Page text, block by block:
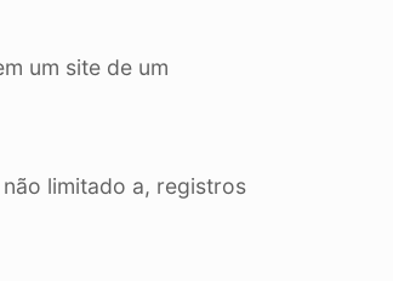
um site de um
limitado a, registros